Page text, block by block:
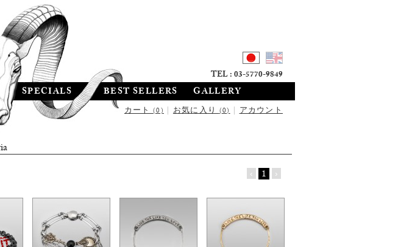
SPECIALS BEST SELLERS GALLERY
カート(0)|お気に入り(0)|アカウント
TEL : 03-5770-9849
‹ 1 ›